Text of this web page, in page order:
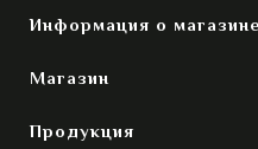
Информация о магазине
Магазин
Продукция